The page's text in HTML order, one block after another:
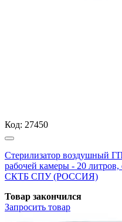
Код: 27450
Стерилизатор воздушный
рабочей камеры - 20
СКТБ СПУ (РОССИЯ)
Товар закончился
Запросить товар